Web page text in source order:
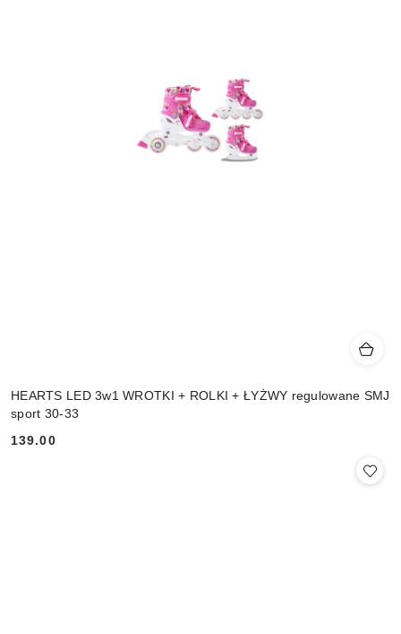
HEARTS LED 3w1 WROTKI + ROLKI + ŁYŻWY regulowane SMJ
sport 30-33
Cena:
139.00